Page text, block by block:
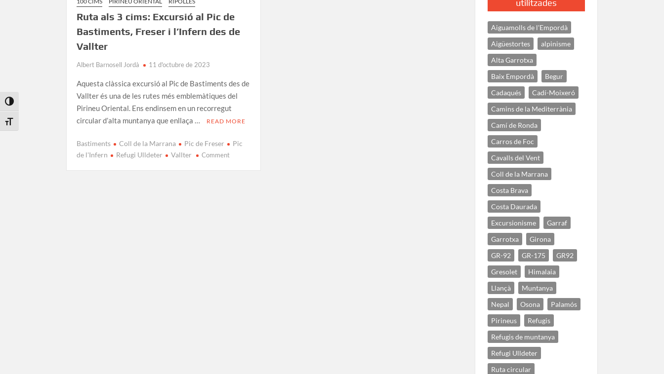
Toggle High Contrast
Toggle Font size
Ruta als 3 cims: Excursió al Pic de
Bastiments, Freser i l’Infern des de
Vallter
Albert Barnosell Jordà 11 d'octubre de 2023
Aquesta clàssica excursió al Pic de Bastiments des de
Vallter és una de les rutes més emblemàtiques del
Pirineu Oriental. Ens endinsem en un recorregut
circular d’alta muntanya que enllaça …
READ MORE
Bastiments Coll de la Marrana Pic de Freser
Pic
de l'Infern
Refugi Ulldeter Vallter Commenton
utilitzades
Aiguamolls de l'Empordà
Aigüestortes
alpinisme
Alta Garrotxa
Baix Empordà
Begur
Cadaqués
Cadí-Moixeró
Camins de la Mediterrània
Camí de Ronda
Carros de Foc
Cavalls del Vent
Coll de la Marrana
Costa Brava
Costa Daurada
Excursionisme
Garraf
Garrotxa
Girona
GR-92
GR-175
GR92
Gresolet
Himalaia
Llançà
Muntanya
Nepal
Osona
Palamós
Pirineus
Refugis
Refugis de muntanya
Refugi Ulldeter
Ruta circular